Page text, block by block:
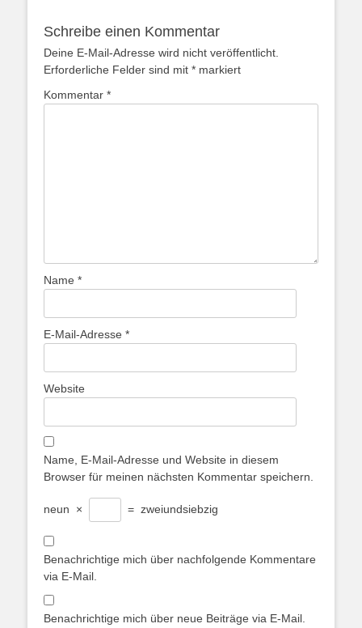
Schreibe einen Kommentar
Deine E-Mail-Adresse wird nicht veröffentlicht.
Erforderliche Felder sind mit * markiert
Kommentar *
Name *
E-Mail-Adresse *
Website
Name, E-Mail-Adresse und Website in diesem
Browser für meinen nächsten Kommentar speichern.
neun × = zweiundsiebzig
Benachrichtige mich über nachfolgende Kommentare
via E-Mail.
Benachrichtige mich über neue Beiträge via E-Mail.